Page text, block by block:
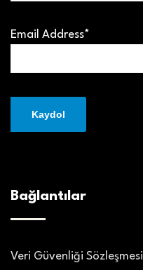
Email Address*
Bağlantılar
Veri Güvenliği Sözleşmesi